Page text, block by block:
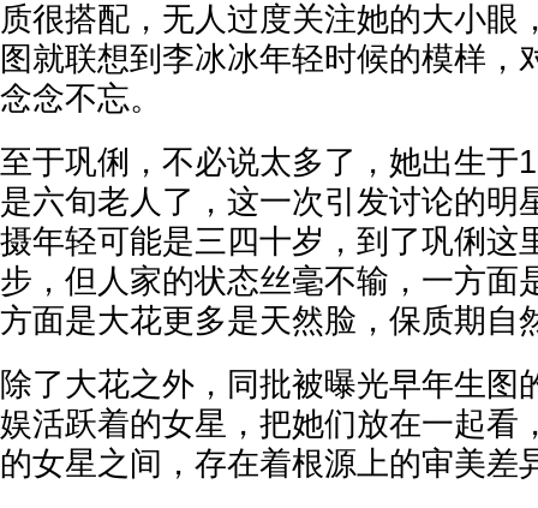
质很搭配，无人过度关注她的大小眼
图就联想到李冰冰年轻时候的模样，
念念不忘。
至于巩俐，不必说太多了，她出生于
是六旬老人了，这一次引发讨论的明
摄年轻可能是三四十岁，到了巩俐这
步，但人家的状态丝毫不输，一方面
方面是大花更多是天然脸，保质期自
除了大花之外，同批被曝光早年生图
娱活跃着的女星，把她们放在一起看
的女星之间，存在着根源上的审美差